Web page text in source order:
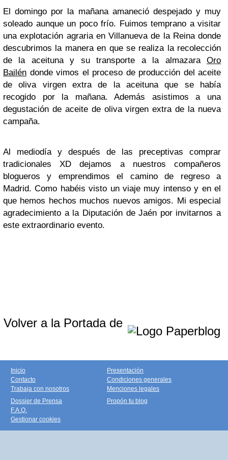
El domingo por la mañana amaneció despejado y muy
soleado aunque un poco frío. Fuimos temprano a visitar
una explotación agraria en Villanueva de la Reina donde
descubrimos la manera en que se realiza la recolección
de la aceituna y su transporte a la almazara Oro
Bailén donde vimos el proceso de producción del aceite
de oliva virgen extra de la aceituna que se había
recogido por la mañana. Además asistimos a una
degustación de aceite de oliva virgen extra de la nueva
campaña.
Al mediodía y después de las preceptivas comprar
tradicionales XD dejamos a nuestros compañeros
blogueros y emprendimos el camino de regreso a
Madrid. Como habéis visto un viaje muy intenso y en el
que hemos hechos muchos nuevos amigos. Mi especial
agradecimiento a la Diputación de Jaén por invitarnos a
este extraordinario evento.
Volver a la Portada de
Inicio
Contacto
Trabaja con nosotros
Presentación
Condiciones generales
Menciones legales
Dossier de Prensa
F.A.Q.
Gestionar cookies
Propón tu blog